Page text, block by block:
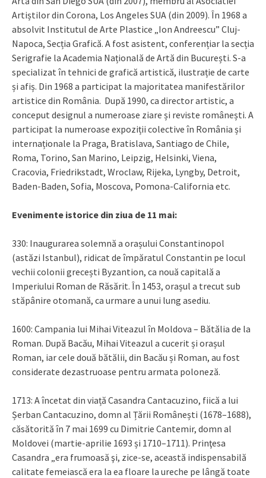
Artiștilor din Corona, Los Angeles SUA (din 2009). În 1968 a
absolvit Institutul de Arte Plastice „Ion Andreescu” Cluj-
Napoca, Secția Grafică. A fost asistent, conferențiar la secția
Serigrafie la Academia Națională de Artă din București. S-a
specializat în tehnici de grafică artistică, ilustrație de carte
și afiș. Din 1968 a participat la majoritatea manifestărilor
artistice din România. După 1990, ca director artistic, a
conceput designul a numeroase ziare și reviste românești. A
participat la numeroase expoziții colective în România și
internaționale la Praga, Bratislava, Santiago de Chile,
Roma, Torino, San Marino, Leipzig, Helsinki, Viena,
Cracovia, Friedrikstadt, Wroclaw, Rijeka, Lyngby, Detroit,
Baden-Baden, Sofia, Moscova, Pomona-California etc.
Evenimente istorice din ziua de 11 mai:
330: Inaugurarea solemnă a orașului Constantinopol
(astăzi Istanbul), ridicat de împăratul Constantin pe locul
vechii colonii grecești Byzantion, ca nouă capitală a
Imperiului Roman de Răsărit. În 1453, orașul a trecut sub
stăpânire otomană, ca urmare a unui lung asediu.
1600: Campania lui Mihai Viteazul în Moldova – Bătălia de la
Roman. După Bacău, Mihai Viteazul a cucerit și orașul
Roman, iar cele două bătălii, din Bacău și Roman, au fost
considerate dezastruoase pentru armata poloneză.
1713: A încetat din viață Casandra Cantacuzino, fiică a lui
Șerban Cantacuzino, domn al Țării Românești (1678–1688),
căsătorită în 7 mai 1699 cu Dimitrie Cantemir, domn al
Moldovei (martie-aprilie 1693 și 1710–1711). Prinţesa
Casandra „era frumoasă şi, zice-se, această indispensabilă
calitate femeiască era la ea floare la ureche pe lângă toate